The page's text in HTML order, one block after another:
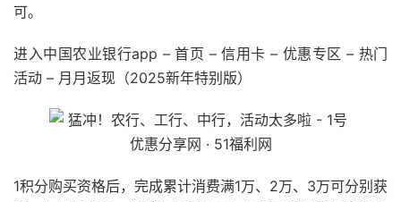
可。
进入中国农业银行app – 首页 – 信用卡 – 优惠专区 – 热门
活动 – 月月返现（2025新年特别版）
1积分购买资格后，完成累计消费满1万、2万、3万可分别获